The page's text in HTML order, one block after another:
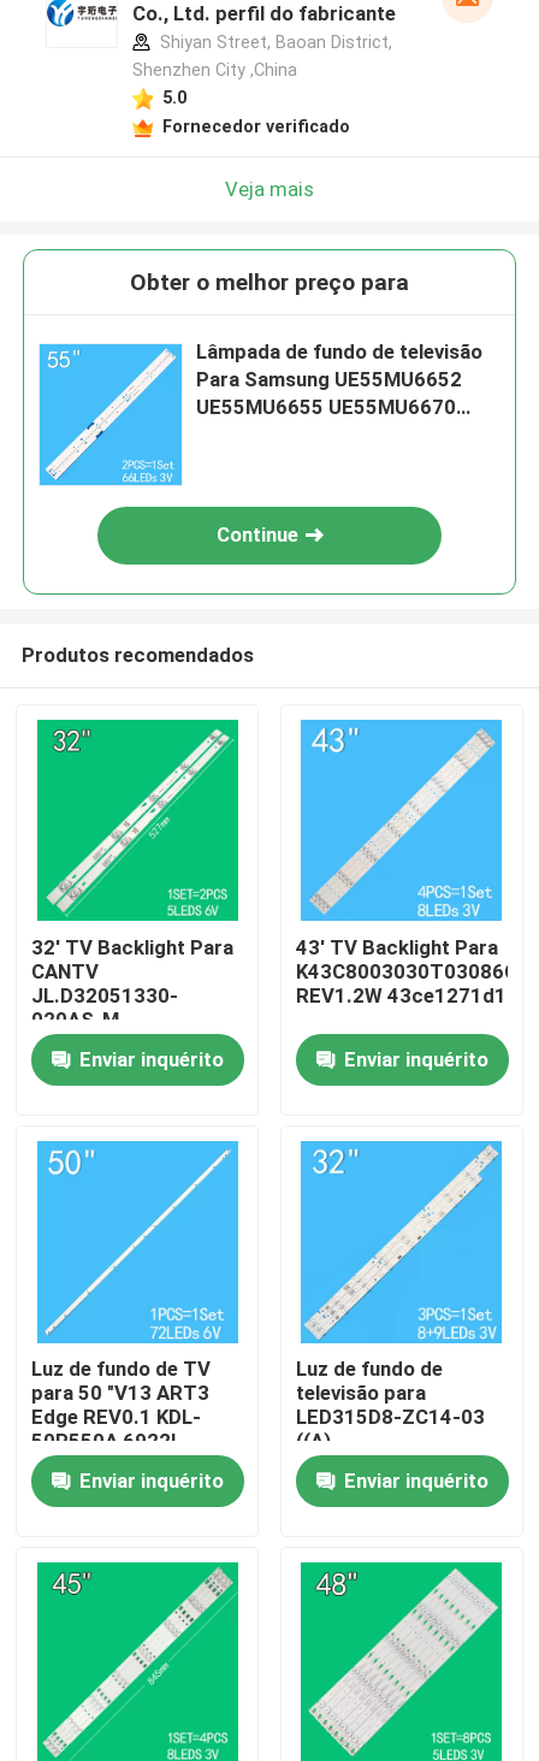
Casa
Produtos
Sobre nós
Excursão da fábrica
Controle da qualidade
Notícia
Peça umas citações
Iluminação de fundo de TV LED
Co., Ltd. perfil do fabricante
Shiyan Street, Baoan District,
Shenzhen City ,China
5.0
Fornecedor verificado
Veja mais
Obter o melhor preço para
Lâmpada de fundo de televisão
Para Samsung UE55MU6652
UE55MU6655 UE55MU6670
Continue
Produtos recomendados
32' TV Backlight Para
CANTV
JL.D32051330-
020AS-M
32HR332M05A1 V3
4D-LE3202-YC1P0Z1
Enviar inquérito
43' TV Backlight Para
K43C8003030T03086C9-
REV1.2W 43ce1271d1
Enviar inquérito
Luz de fundo de TV
para 50 "V13 ART3
Edge REV0.1 KDL-
50R550A 6922L-
0083A 6916L1291A
Enviar inquérito
Luz de fundo de
televisão para
LED315D8-ZC14-03
((A)
315D3503V1W4C1BX2-
55917M
30331509207
Enviar inquérito